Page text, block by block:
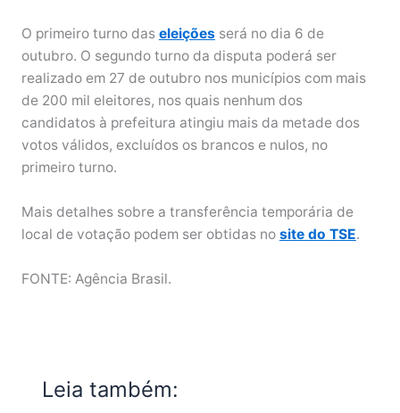
O primeiro turno das eleiçõesserá no dia 6 de
outubro. O segundo turno da disputa poderá ser
realizado em 27 de outubro nos municípios com mais
de 200 mil eleitores, nos quais nenhum dos
candidatos à prefeitura atingiu mais da metade dos
votos válidos, excluídos os brancos e nulos, no
primeiro turno.
Mais detalhes sobre a transferência temporária de
local de votação podem ser obtidas no site do TSE.
FONTE: Agência Brasil.
Leia também: